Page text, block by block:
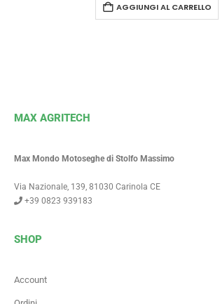
AGGIUNGI AL CARRELLO
MAX AGRITECH
Max Mondo Motoseghe di Stolfo Massimo
Via Nazionale, 139, 81030 Carinola CE
+39 0823 939183
SHOP
Account